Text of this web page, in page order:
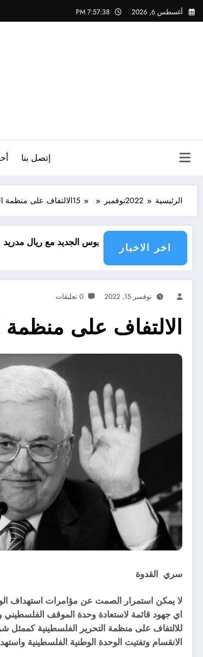
التجاوز
إلى
أغسطس 6, 2026 7:57:40 PM
إتصل بنا
الرئيسية 2022نوفمبر 15الالتفاف على منظمة
اخر الاخبار
الجديد مع ريال مدريد العقل
نوفمبر 15, 2022 0 تعليقات
الالتفاف على منظمة
سري القدوة
لا يمكن استمرار الصمت عن مؤامرات استهداف
اي جهود قائمة لاستعادة وحدة الموقف
للالتفاف على منظمة التحرير الفلسطينية كممثل
الانقسام وتفتيت الوحدة الوطنية الفلسطينية